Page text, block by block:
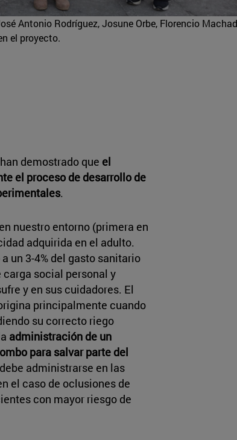
Antonio Rodríguez, Josune Orbe, Florencio
el proyecto.
han demostrado que el
el proceso de desarrollo de
.
nuestro entorno (primera en
adquirida en el adulto.
un 3-4% del gasto sanitario
social personal y
y en sus cuidadores. El
principalmente cuando
su correcto riego
administración de un
para salvar parte del
administrarse en las
el caso de oclusiones de
con mayor riesgo de